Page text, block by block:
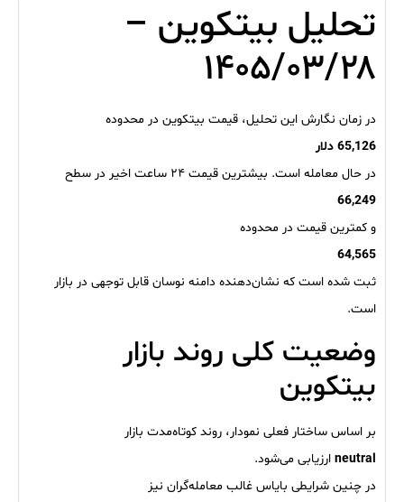
تحلیل بیتکوین –
۱۴۰۵/۰۳/۲۸
در زمان نگارش این تحلیل، قیمت بیتکوین در محدوده
65,126 دلار
در حال معامله است. بیشترین قیمت ۲۴ ساعت اخیر در سطح
66,249
و کمترین قیمت در محدوده
64,565
ثبت شده است که نشان‌دهنده دامنه نوسان قابل توجهی در بازار
است.
وضعیت کلی روند بازار
بیتکوین
بر اساس ساختار فعلی نمودار، روند کوتاه‌مدت بازار
neutral ارزیابی می‌شود.
در چنین شرایطی بایاس غالب معامله‌گران نیز